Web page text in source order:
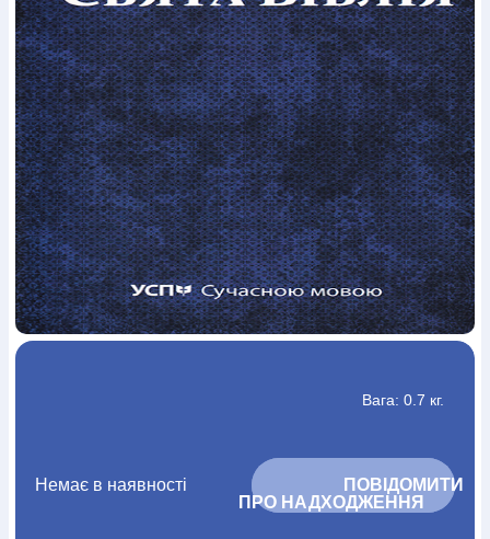
Богослов`яШлюб і сім`яЮдаїзм
Супутні товари
ПеріодикаАудіоРучки кульковіВідео Галантерея
Закладки для книгФутболкиБрелокиСумкиБіжутерія
БлокнотиЩоденники / щотижневикиВироби з дерева
Вироби з кераміки і глиниВироби з сріблаКартини
Навчальні мапиШкіряні виробиМагнітиМеталеві
виробиМіні-лампиНаклейкиНастільні ігриПакети
подарунковіПлакатиПластмасові виробиХустки
Подарункові карткиРозвиваючі ігриРепринтиСвічки
ЗошитиФотокартиниЧохли на БибліїГоловні убори
КалендаріКанцелярскі товариКомп`ютерні ігри
ЛистівкиСувенирна продукціяГодинникиПазли
Книга в комплекті
Вага: 0.7 кг.
Немає в наявності
			ПОВІДОМИТИ
ПРО НАДХОДЖЕННЯ